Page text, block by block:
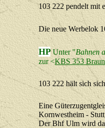
103 222 pendelt mit
Die neue Werbelok
HP Unter "Bahnen
zur<KBS 353
103 222 hält sich
Eine
Kornwestheim -
Der Bhf Ulm wird